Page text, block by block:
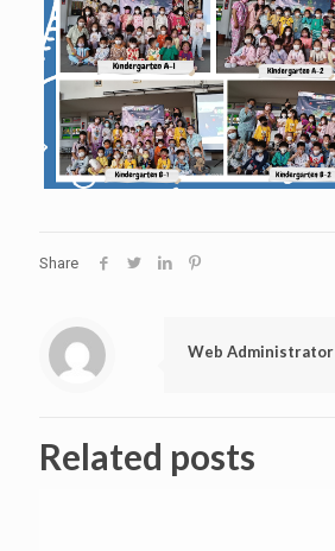
Share
Web Administrator
Related posts